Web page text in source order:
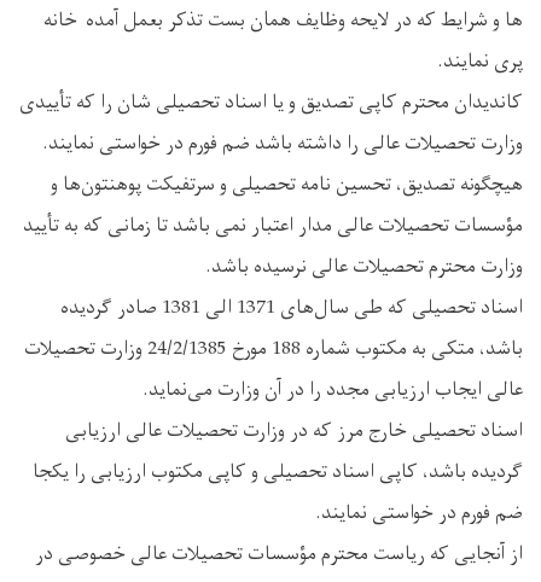
ها و شرایط که در لایحه وظایف همان بست تذکر بعمل آمده خانه
پری نمایند.
کاندیدان محترم کاپی تصدیق و یا اسناد تحصیلی ‌شان را که تأییدی
وزارت تحصیلات عالی را داشته باشد ضم فورم در خواستی نمایند.
هیچگونه تصدیق، تحسین ‌نامه تحصیلی و سرتفیکت پوهنتون‌ها و
مؤسسات تحصیلات عالی مدار اعتبار نمی ‌باشد تا زمانی که به تأیید
وزارت محترم تحصیلات عالی نرسیده باشد.
اسناد تحصیلی که طی سال‌های 1371 الی 1381 صادر گردیده
باشد، متکی به مکتوب شماره 188 مورخ 24/2/1385 وزارت تحصیلات
عالی ایجاب ارزیابی مجدد را در آن وزارت می‌نماید.
اسناد تحصیلی خارج مرز که در وزارت تحصیلات عالی ارزیابی
گردیده باشد، کاپی اسناد تحصیلی و کاپی مکتوب ارزیابی را یکجا
ضم فورم در خواستی نمایند.
از آنجایی که ریاست محترم مؤسسات تحصیلات عالی خصوصی در